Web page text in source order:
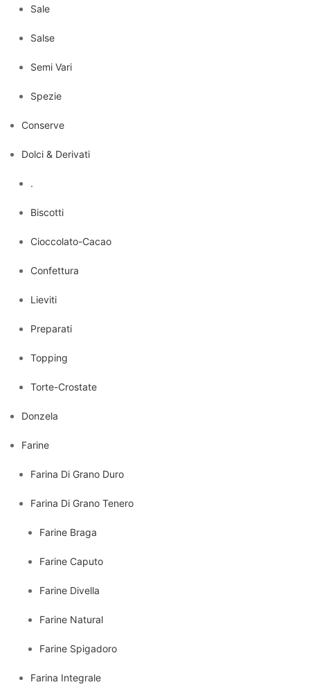
Sale
Salse
Semi Vari
Spezie
Conserve
Dolci & Derivati
.
Biscotti
Cioccolato-Cacao
Confettura
Lieviti
Preparati
Topping
Torte-Crostate
Donzela
Farine
Farina Di Grano Duro
Farina Di Grano Tenero
Farine Braga
Farine Caputo
Farine Divella
Farine Natural
Farine Spigadoro
Farina Integrale